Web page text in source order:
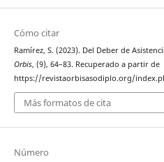
Cómo citar
Ramírez, S. (2023). Del Deber de
Orbis, (9), 64–83. Recuperado a partir de
https://revistaorbisasodiplo.org/
Más formatos de cita
Número